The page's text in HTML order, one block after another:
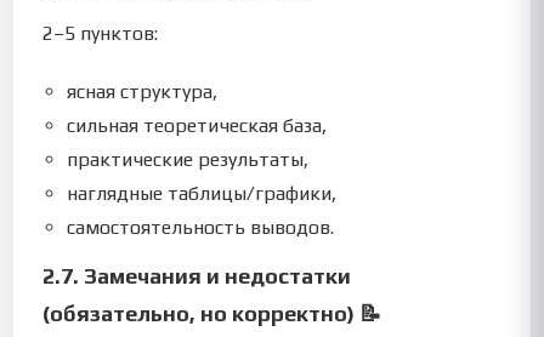
2–5 пунктов:
ясная структура,
сильная теоретическая база,
практические результаты,
наглядные таблицы/графики,
самостоятельность выводов.
2.7. Замечания и недостатки
(обязательно, но корректно) 📝